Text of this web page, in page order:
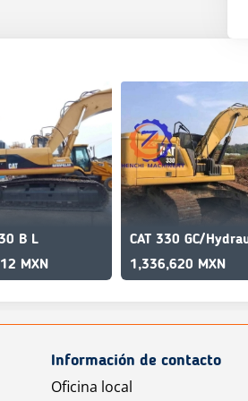
B L
MXN
1,336,620 MXN
Información de contacto
Oficina local